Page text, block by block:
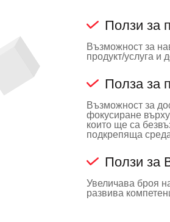
Ползи за
Възможност за
продукт/услуга и
Полза за
Възможност за
фокусиране
които ще са
подкрепяща
Ползи за
Увеличава броя
развива